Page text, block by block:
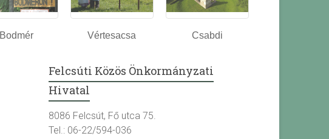
Bodmér Vértesacsa Csabdi
Felcsúti Közös Önkormányzati
Hivatal
8086 Felcsút, Fő utca 75.
Tel.: 06-22/594-036